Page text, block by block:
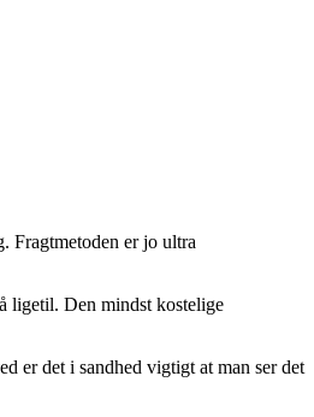
Fragtmetoden er jo ultra
ligetil. Den mindst kostelige
er det i sandhed vigtigt at man ser det